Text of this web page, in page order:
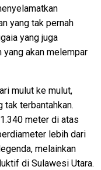
yang tak pernah
yang juga
yang akan melempar
mulut ke mulut,
tak terbantahkan.
meter di atas
lebih dari
melainkan
di Sulawesi Utara.